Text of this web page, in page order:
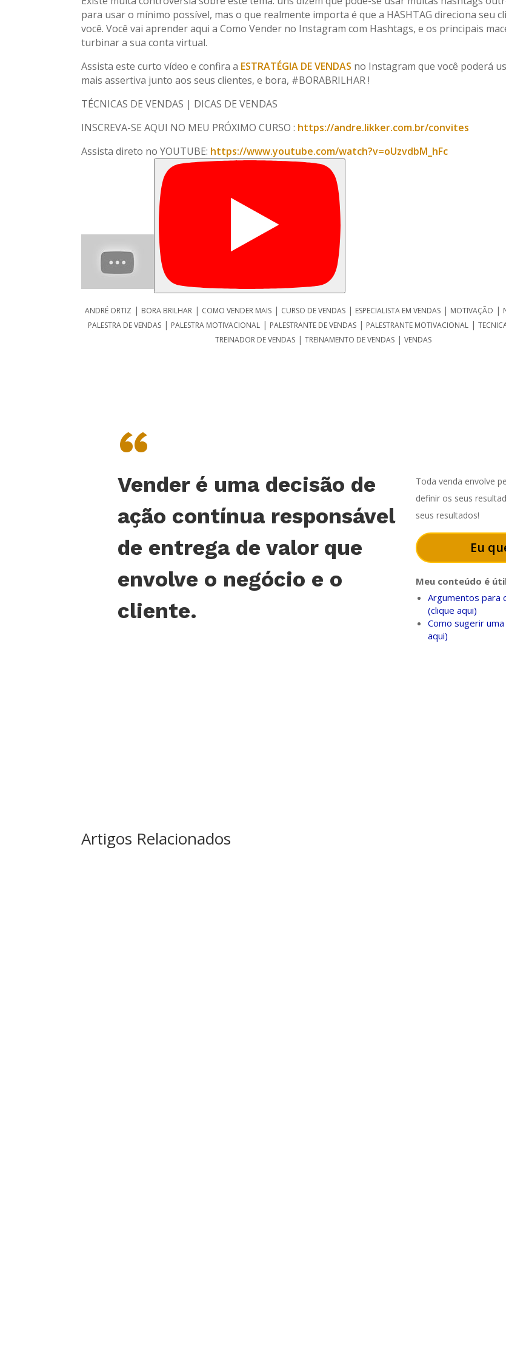
para usar o mínimo possível, mas o que realmente importa é que a HASHTAG direciona seu
você. Você vai aprender aqui a Como Vender no Instagram com Hashtags, e os principais
turbinar a sua conta virtual.
Assista este curto vídeo e confira a ESTRATÉGIA DE VENDAS no Instagram que você poderá
mais assertiva junto aos seus clientes, e bora, #BORABRILHAR !
TÉCNICAS DE VENDAS | DICAS DE VENDAS
INSCREVA-SE AQUI NO MEU PRÓXIMO CURSO : https://andre.likker.com.br/convites
Assista direto no YOUTUBE: https://www.youtube.com/watch?v=oUzvdbM_hFc
ANDRÉ ORTIZ | BORA BRILHAR| COMO VENDER MAIS| CURSO DE VENDAS| ESPECIALISTA EM VENDAS| MOTIVAÇÃO |
PALESTRA DE VENDAS | PALESTRA MOTIVACIONAL | PALESTRANTE DE VENDAS | PALESTRANTE MOTIVACIONAL |
TREINADOR DE VENDAS |TREINAMENTO DE VENDAS |VENDAS
“
Vender é uma decisão de
ação contínua responsável
de entrega de valor que
envolve o negócio e o
cliente.
Toda venda envolve
definir os seus
seus resultados!
Eu
Meu conteúdo é
Argumentos para
(clique aqui)
Como sugerir
aqui)
Artigos Relacionados